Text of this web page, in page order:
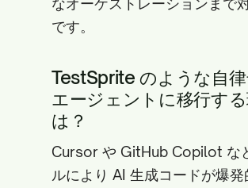
です。
TestSprite のような自律
エージェントに移行す
は？
Cursor や GitHub Copilot な
ルにより AI 生成コードが爆発